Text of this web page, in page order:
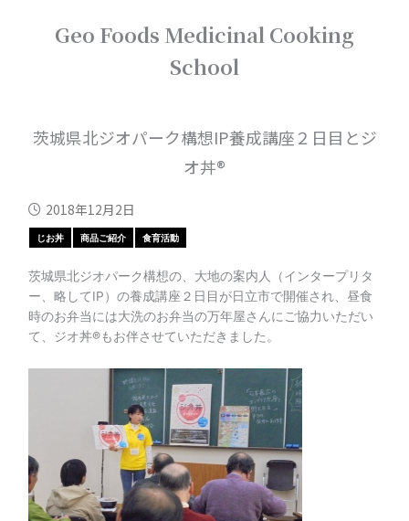
Geo Foods Medicinal Cooking
School
茨城県北ジオパーク構想IP養成講座２日目とジ
オ丼®
2018年12月2日
じお丼 商品ご紹介 食育活動
茨城県北ジオパーク構想の、大地の案内人（インタープリタ
ー、略してIP）の養成講座２日目が日立市で開催され、昼食
時のお弁当には大洗のお弁当の万年屋さんにご協力いただい
て、ジオ丼®もお伴させていただきました。